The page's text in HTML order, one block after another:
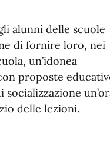
alunni delle scuole
di fornire loro, nei
un’idonea
proposte
delle lezioni.